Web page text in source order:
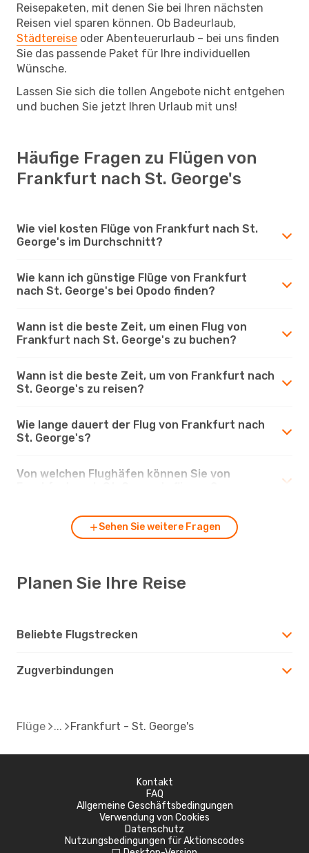
Reisepaketen, mit denen Sie bei Ihren nächsten
Reisen viel sparen können. Ob Badeurlaub,
Städtereise oder Abenteuerurlaub – bei uns finden
Sie das passende Paket für Ihre individuellen
Wünsche.
Lassen Sie sich die tollen Angebote nicht entgehen
und buchen Sie jetzt Ihren Urlaub mit uns!
Häufige Fragen zu Flügen von
Frankfurt nach St. George's
Wie viel kosten Flüge von Frankfurt nach St.
George's im Durchschnitt?
Wie kann ich günstige Flüge von Frankfurt
nach St. George's bei Opodo finden?
Wann ist die beste Zeit, um einen Flug von
Frankfurt nach St. George's zu buchen?
Wann ist die beste Zeit, um von Frankfurt nach
St. George's zu reisen?
Wie lange dauert der Flug von Frankfurt nach
St. George's?
Von welchen Flughäfen können Sie von
Sehen Sie weitere Fragen
Planen Sie Ihre Reise
Beliebte Flugstrecken
Zugverbindungen
Flüge Frankfurt - St. George's
Kontakt
FAQ
Allgemeine Geschäftsbedingungen
Verwendung von Cookies
Datenschutz
Nutzungsbedingungen für Aktionscodes